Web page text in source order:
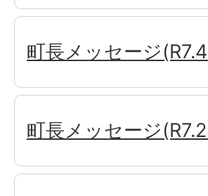
町長メッセージ
町長メッセージ